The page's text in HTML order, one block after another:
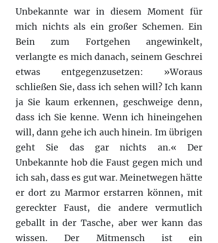
Unbekannte war in diesem Moment für
mich nichts als ein großer Schemen. Ein
Bein zum Fortgehen angewinkelt,
verlangte es mich danach, seinem Geschrei
etwas entgegenzusetzen: »Woraus
schließen Sie, dass ich sehen will? Ich kann
ja Sie kaum erkennen, geschweige denn,
dass ich Sie kenne. Wenn ich hineingehen
will, dann gehe ich auch hinein. Im übrigen
geht Sie das gar nichts an.« Der
Unbekannte hob die Faust gegen mich und
ich sah, dass es gut war. Meinetwegen hätte
er dort zu Marmor erstarren können, mit
gereckter Faust, die andere vermutlich
geballt in der Tasche, aber wer kann das
wissen. Der Mitmensch ist ein